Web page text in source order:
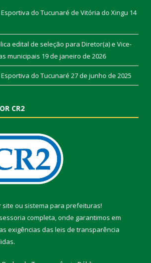
do Tucunaré de Vitória do Xingu 14
edital de seleção para Diretor(a) e Vice-
municipais 19 de janeiro de 2026
do Tucunaré 27 de junho de 2025
CR2
site ou sistema para prefeituras!
completa, onde garantimos em
exigências das leis de transparência